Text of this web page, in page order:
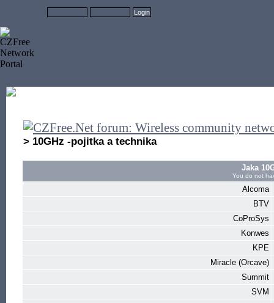
> 10GHz -pojitka a technika
Jaka
You do not
Alcoma
BTV
CoProSys
Konwes
KPE
Miracle (Orcave)
Summit
SVM